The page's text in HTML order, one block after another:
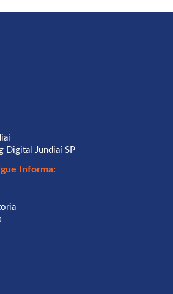
Digital Jundiaí SP
Informa: